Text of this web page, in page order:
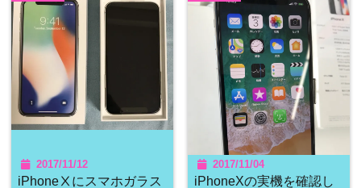
2017/11/12
iPhoneⅩにスマホガラス
2017/11/04
iPhoneXの実機を確認し